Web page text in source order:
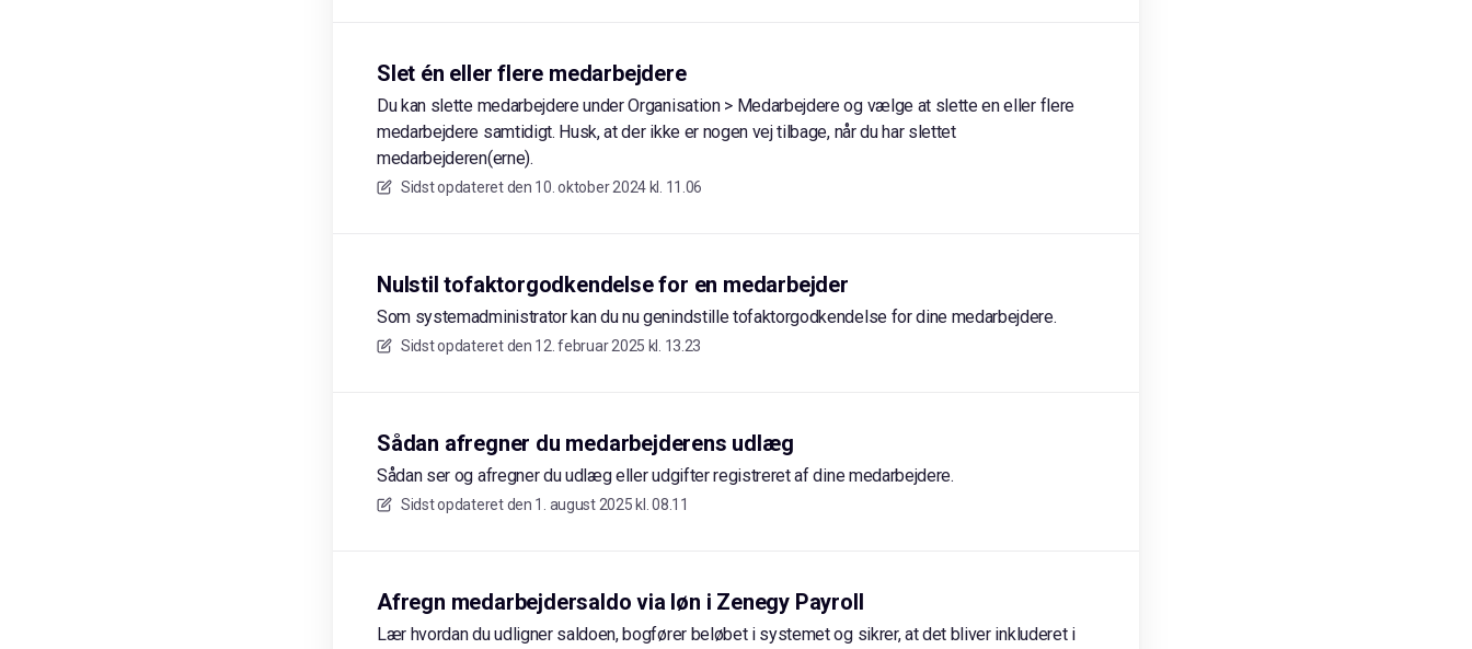
Slet én eller flere medarbejdere
Du kan slette medarbejdere under Organisation > Medarbejdere og vælge at slette en eller flere
medarbejdere samtidigt. Husk, at der ikke er nogen vej tilbage, når du har slettet
medarbejderen(erne).
Sidst opdateret den 10. oktober 2024 kl. 11.06
Nulstil tofaktorgodkendelse for en medarbejder
Som systemadministrator kan du nu genindstille tofaktorgodkendelse for dine medarbejdere.
Sidst opdateret den 12. februar 2025 kl. 13.23
Sådan afregner du medarbejderens udlæg
Sådan ser og afregner du udlæg eller udgifter registreret af dine medarbejdere.
Sidst opdateret den 1. august 2025 kl. 08.11
Afregn medarbejdersaldo via løn i Zenegy Payroll
Lær hvordan du udligner saldoen, bogfører beløbet i systemet og sikrer, at det bliver inkluderet i